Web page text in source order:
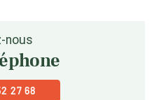
nous
27 68